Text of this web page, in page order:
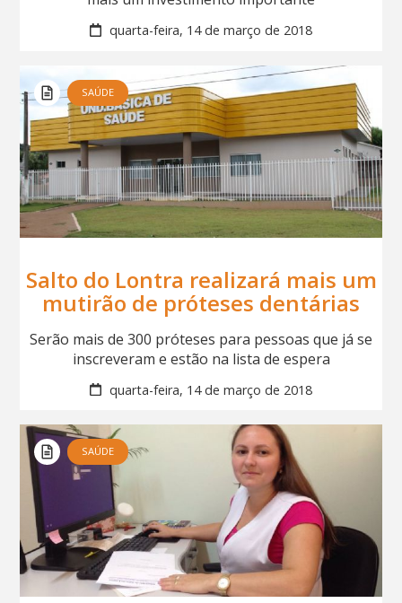
quarta-feira, 14 de março de 2018
SAÚDE
Salto do Lontra realizará mais um
mutirão de próteses dentárias
Serão mais de 300 próteses para pessoas que já se
inscreveram e estão na lista de espera
quarta-feira, 14 de março de 2018
SAÚDE